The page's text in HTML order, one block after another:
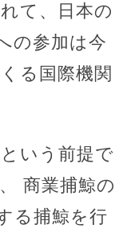
て、日本の
の参加は今
る国際機関
いう前提で
商業捕鯨の
る捕鯨を行